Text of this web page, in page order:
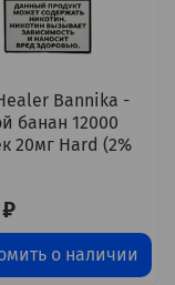
Bannika -
банан 12000
20мг Hard (2%
о наличии